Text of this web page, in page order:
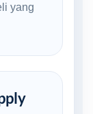
yang